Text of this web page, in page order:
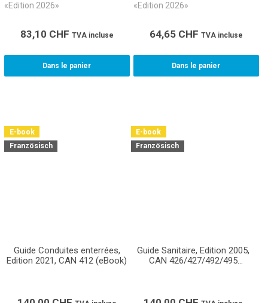
«Edition 2026»
83,10 CHF TVA incluse
Dans le panier
«Edition 2026»
64,65 CHF TVA incluse
Dans le panier
E-book
Französisch
Guide Conduites enterrées,
Edition 2021, CAN 412 (eBook)
E-book
Französisch
Guide Sanitaire, Edition 2005,
CAN 426/427/492/495